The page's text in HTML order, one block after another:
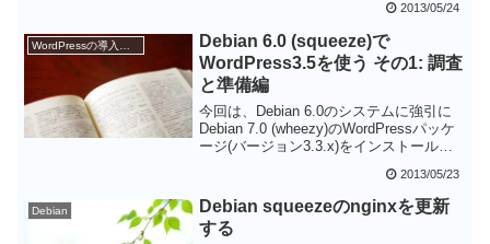
バックアップしますが、本来はプラグイ
ンを使い定期的にバックアップするよう
にしたほうが良いでしょう。
2013/05/24
Debian 6.0 (squeeze)で
WordPress3.5を使う その1: 調査
と準備編
今回は、Debian 6.0のシステムに強引に
Debian 7.0 (wheezy)のWordPressパッケ
ージ(バージョン3.3.x)をインストールす
依存パッケージの問題は内容で、簡単に
いきそうです。次回は万が一のために
WordPressのデータをバックアップしま
す。
2013/05/23
Debian
Debian squeezeのnginxを更新
する